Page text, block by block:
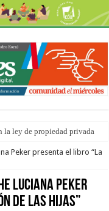
la ley de propiedad privada
¿A dónde ir? para este
Peker presenta el libro “La
Luciana Peker
de las hijas”